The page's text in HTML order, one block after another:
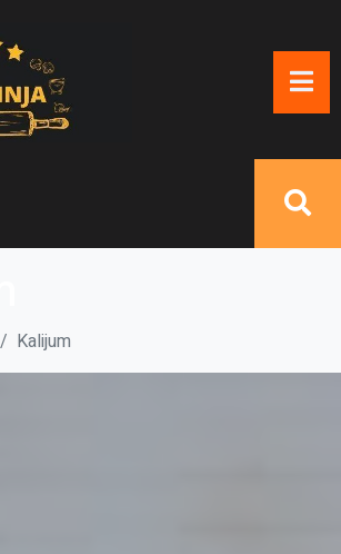
Kalijum